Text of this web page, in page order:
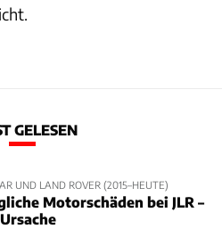
GELESEN
UND LAND ROVER (2015–HEUTE)
Motorschäden bei JLR –